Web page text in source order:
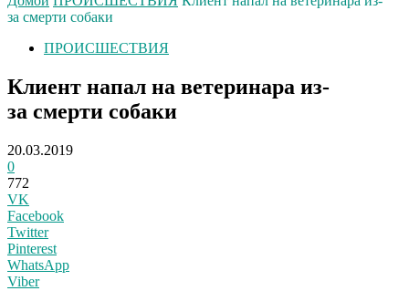
за смерти собаки
ПРОИСШЕСТВИЯ
Клиент напал на ветеринара из-
за смерти собаки
20.03.2019
0
772
VK
Facebook
Twitter
Pinterest
WhatsApp
Viber